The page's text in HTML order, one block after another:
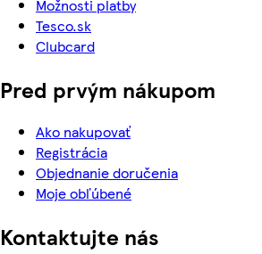
Možnosti platby
Tesco.sk
Clubcard
Pred prvým nákupom
Ako nakupovať
Registrácia
Objednanie doručenia
Moje obľúbené
Kontaktujte nás